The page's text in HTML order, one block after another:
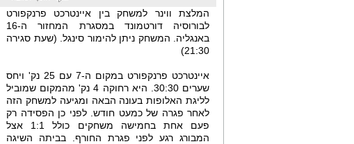
המלצת ווינר למשחק בין איינטרכט פרנקפורט
לבורוסיה דורטמונד במסגרת המחזור ה-16
באנגליה. המשחק ניתן להימור סינגל. (שעת סגירה
21:30)
איינטרכט פרנקפורט במקום ה-7 עם 25 נק' ויחס
שערים 30:30. היא רחוקה 4 נק' מהמקום שמוביל
לליגת האלופות בעונה הבאה ומגיעה למשחק הזה
לאחר פגרה של כמעט חודש. לפני כן הפסידה רק
פעם אחת בחמישה משחקים כולל 1:1 אצל
המבורג רגע לפני פגרת החורף. בביתה השיגה